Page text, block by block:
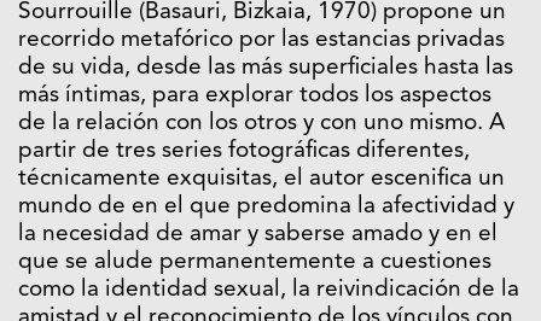
Sourrouille (Basauri, Bizkaia, 1970) propone un
recorrido metafórico por las estancias privadas
de su vida, desde las más superficiales hasta las
más íntimas, para explorar todos los aspectos
de la relación con los otros y con uno mismo. A
partir de tres series fotográficas diferentes,
técnicamente exquisitas, el autor escenifica un
mundo de en el que predomina la afectividad y
la necesidad de amar y saberse amado y en el
que se alude permanentemente a cuestiones
como la identidad sexual, la reivindicación de la